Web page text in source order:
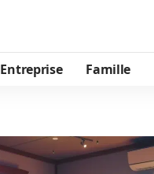
Entreprise Famille